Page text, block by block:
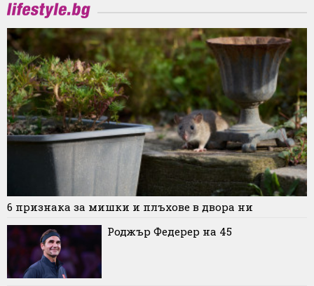
6 признака за мишки и плъхове в двора ни
Роджър Федерер на 45